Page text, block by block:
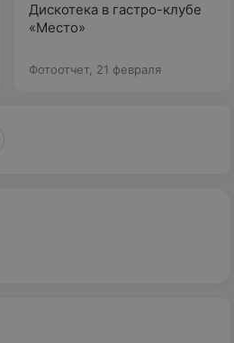
Дискотека в гастро-клубе
«Место»
Фотоотчет, 21 февраля